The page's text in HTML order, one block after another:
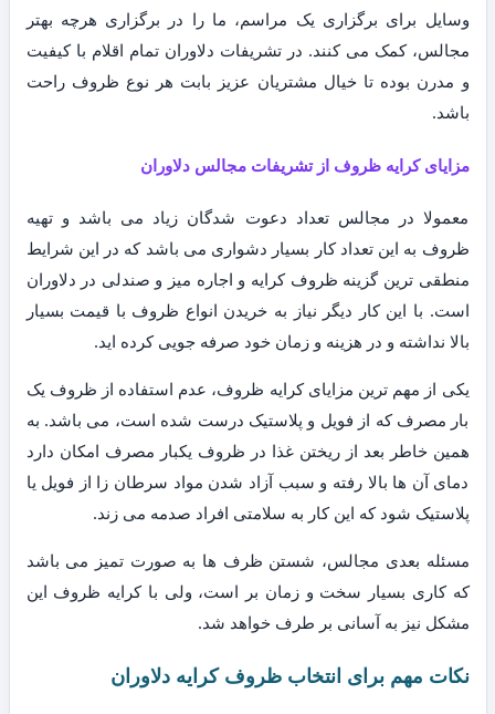
وسایل برای برگزاری یک مراسم، ما را در برگزاری هرچه بهتر
مجالس، کمک می کنند. در تشریفات دلاوران تمام اقلام با کیفیت
و مدرن بوده تا خیال مشتریان عزیز بابت هر نوع ظروف راحت
باشد.
مزایای کرایه ظروف از تشریفات مجالس دلاوران
معمولا در مجالس تعداد دعوت شدگان زیاد می باشد و تهیه
ظروف به این تعداد کار بسیار دشواری می باشد که در این شرایط
منطقی ترین گزینه ظروف کرایه و اجاره میز و صندلی در دلاوران
است. با این کار دیگر نیاز به خریدن انواع ظروف با قیمت بسیار
بالا نداشته و در هزینه و زمان خود صرفه جویی کرده اید.
یکی از مهم ترین مزایای کرایه ظروف، عدم استفاده از ظروف یک
بار مصرف که از فویل و پلاستیک درست شده است، می باشد. به
همین خاطر بعد از ریختن غذا در ظروف یکبار مصرف امکان دارد
دمای آن ها بالا رفته و سبب آزاد شدن مواد سرطان زا از فویل یا
پلاستیک شود که این کار به سلامتی افراد صدمه می زند.
مسئله بعدی مجالس، شستن ظرف ها به صورت تمیز می باشد
که کاری بسیار سخت و زمان بر است، ولی با کرایه ظروف این
مشکل نیز به آسانی بر طرف خواهد شد.
نکات مهم برای انتخاب ظروف کرایه دلاوران